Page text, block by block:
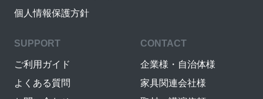
個人情報保護方針
SUPPORT
ご利用ガイド
よくある質問
CONTACT
企業様・自治体様
家具関連会社様